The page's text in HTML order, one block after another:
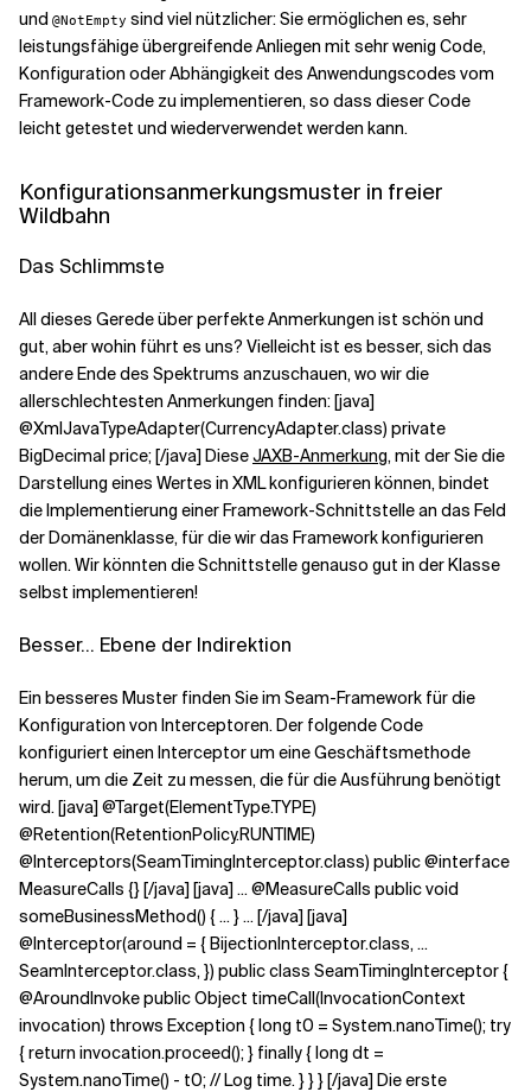
und @NotEmpty sind viel nützlicher: Sie ermöglichen es, sehr
leistungsfähige übergreifende Anliegen mit sehr wenig Code,
Konfiguration oder Abhängigkeit des Anwendungscodes vom
Framework-Code zu implementieren, so dass dieser Code
leicht getestet und wiederverwendet werden kann.
Konfigurationsanmerkungsmuster in freier
Wildbahn
Das Schlimmste
All dieses Gerede über perfekte Anmerkungen ist schön und
gut, aber wohin führt es uns? Vielleicht ist es besser, sich das
andere Ende des Spektrums anzuschauen, wo wir die
allerschlechtesten Anmerkungen finden: [java]
@XmlJavaTypeAdapter(CurrencyAdapter.class) private
BigDecimal price; [/java] DieseJAXB-Anmerkung, mit der Sie die
Darstellung eines Wertes in XML konfigurieren können, bindet
die Implementierung einer Framework-Schnittstelle an das Feld
der Domänenklasse, für die wir das Framework konfigurieren
wollen. Wir könnten die Schnittstelle genauso gut in der Klasse
selbst implementieren!
Besser... Ebene der Indirektion
Ein besseres Muster finden Sie im Seam-Framework für die
Konfiguration von Interceptoren. Der folgende Code
konfiguriert einen Interceptor um eine Geschäftsmethode
herum, um die Zeit zu messen, die für die Ausführung benötigt
wird. [java] @Target(ElementType.TYPE)
@Retention(RetentionPolicy.RUNTIME)
@Interceptors(SeamTimingInterceptor.class) public @interface
MeasureCalls {} [/java] [java] ... @MeasureCalls public void
someBusinessMethod() { ... } ... [/java] [java]
@Interceptor(around = { BijectionInterceptor.class, ...
SeamInterceptor.class, }) public class SeamTimingInterceptor {
@AroundInvoke public Object timeCall(InvocationContext
invocation) throws Exception { long t0 = System.nanoTime(); try
{ return invocation.proceed(); } finally { long dt =
System.nanoTime() - t0; // Log time. } } } [/java] Die erste